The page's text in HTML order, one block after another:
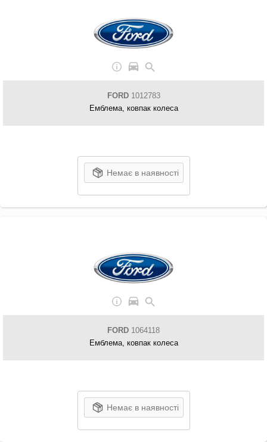
FORD1012783
Емблема, ковпак колеса
Немає в наявності
FORD 1064118
Емблема, ковпак колеса
Немає в наявності